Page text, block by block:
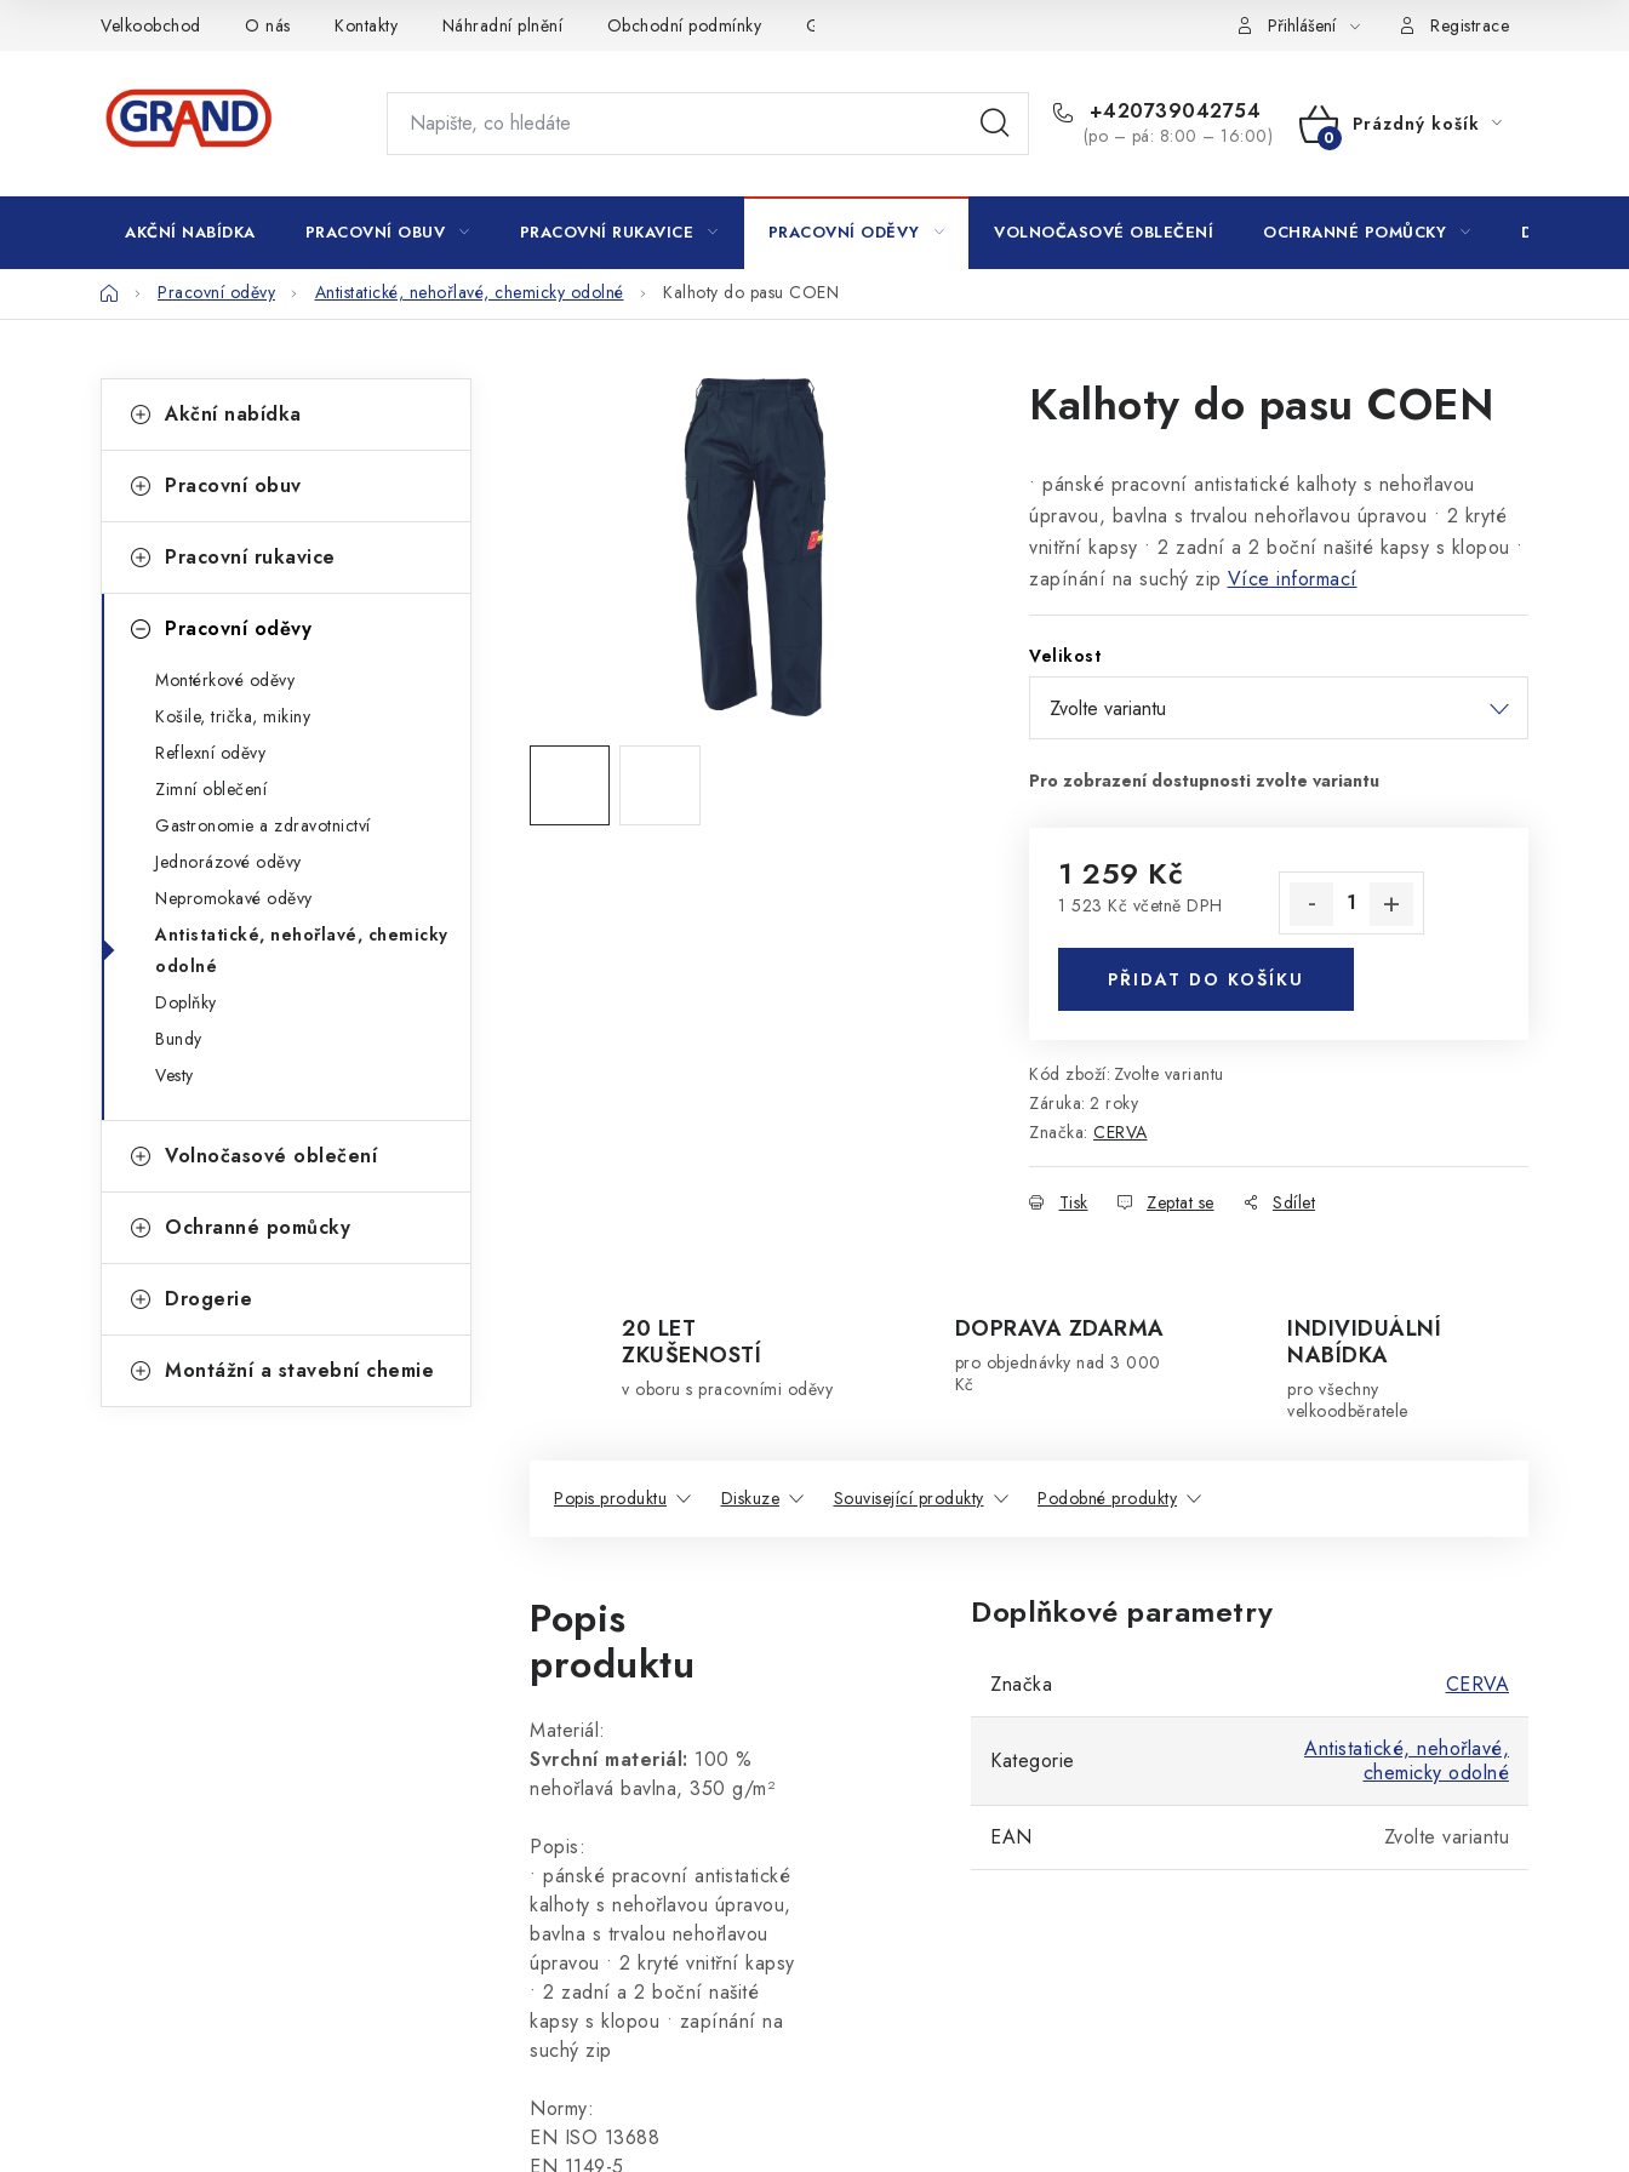
Velkoobchod O nás Kontakty Náhradní plnění Obchodní podmínky GDPR Přihlášení Registrace
+420739042754
(po – pá: 8:00 – 16:00)
NÁKUPNÍ
Prázdný košík
AKČNÍ NABÍDKA PRACOVNÍ OBUV PRACOVNÍ RUKAVICE PRACOVNÍ ODĚVY VOLNOČASOVÉ OBLEČENÍ OCHRANNÉ POMŮCKY DROGERIE
DomůPracovní oděvy Antistatické, nehořlavé, chemicky odolné Kalhoty do pasu COEN
o
t
r
e
kategorie
a
e
o
Akční nabídka
Pracovní obuv
Pracovní rukavice
Pracovní oděvy
Montérkové oděvy
Košile, trička, mikiny
Reflexní oděvy
Zimní oblečení
Gastronomie a zdravotnictví
Jednorázové oděvy
Nepromokavé oděvy
Antistatické, nehořlavé, chemicky
odolné
Doplňky
Bundy
Vesty
Volnočasové oblečení
Ochranné pomůcky
Drogerie
Montážní a stavební chemie
Kalhoty do pasu COEN
• pánské pracovní antistatické kalhoty s nehořlavou
úpravou, bavlna s trvalou nehořlavou úpravou • 2 kryté
vnitřní kapsy • 2 zadní a 2 boční našité kapsy s klopou •
zapínání na suchý zip Více informací
Velikost
1 259 Kč
1 523 Kč včetně DPH
PŘIDAT DO KOŠÍKU
Kód zboží: Zvolte variantu
Záruka: 2 roky
Značka: CERVA
Tisk Zeptat se Sdílet
20 LET
ZKUŠENOSTÍ
v oboru s pracovními oděvy
DOPRAVA ZDARMA
pro objednávky nad 3 000
Kč
INDIVIDUÁLNÍ
NABÍDKA
pro všechny
velkoodběratele
Popis produktu Diskuze Související produkty Podobné produkty
Popis
produktu
Materiál:
Svrchní materiál: 100 %
nehořlavá bavlna, 350 g/m²
Popis:
• pánské pracovní antistatické
kalhoty s nehořlavou úpravou,
bavlna s trvalou nehořlavou
úpravou • 2 kryté vnitřní kapsy
• 2 zadní a 2 boční našité
kapsy s klopou • zapínání na
suchý zip
Normy:
EN ISO 13688
Doplňkové parametry
Značka CERVA
Kategorie
Antistatické, nehořlavé,
chemicky odolné
EAN Zvolte variantu